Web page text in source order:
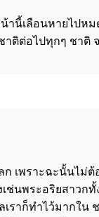
เลือนหายไปห
ติต่อไปทุกๆ ชาติ
พราะฉะนั้นไม่
นพระอริยสาวก
าก็ทำไว้มากใ